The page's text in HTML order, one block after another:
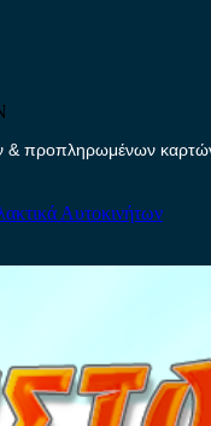
& προπληρωμένων
Αυτοκινήτων